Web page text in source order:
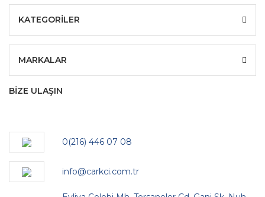
KATEGORİLER
MARKALAR
BİZE ULAŞIN
0(216) 446 07 08
info@carkci.com.tr